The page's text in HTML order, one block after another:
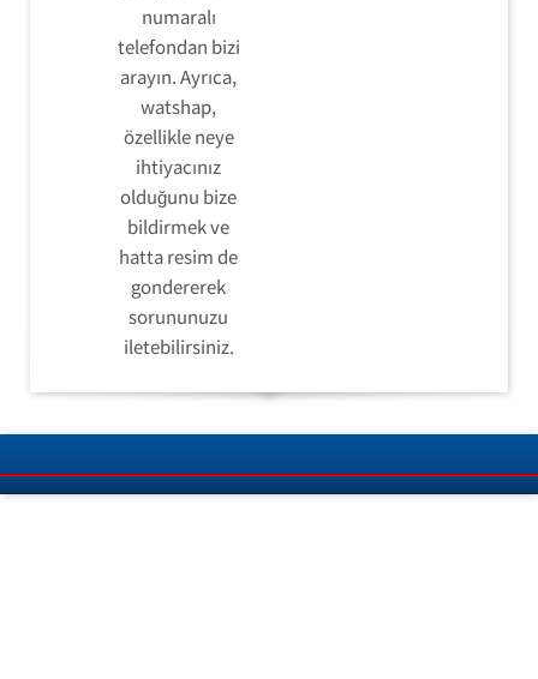
numaralı
telefondan bizi
arayın. Ayrıca,
watshap,
özellikle neye
ihtiyacınız
olduğunu bize
bildirmek ve
hatta resim de
gondererek
sorununuzu
iletebilirsiniz.